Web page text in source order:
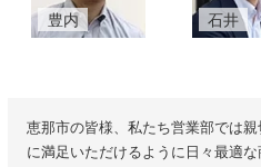
豊内 石井
恵那市の皆様、私たち営業部では
に満足いただけるように日々最適な